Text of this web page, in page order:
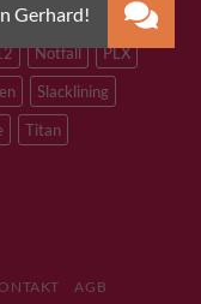
Kevlar
Kletterhalle
Notfall
PLX
Slacklining
Titan
AGB